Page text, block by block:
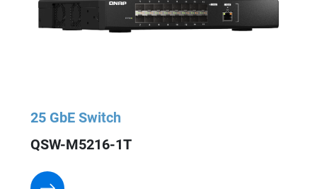
25 GbE Switch
QSW-M5216-1T